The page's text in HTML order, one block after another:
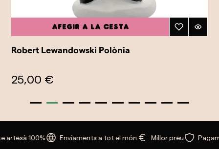
Afegir a la cesta
Robert Lewandowski Polònia
25,00 €
artesà 100% Enviaments a tot el món Millor preu